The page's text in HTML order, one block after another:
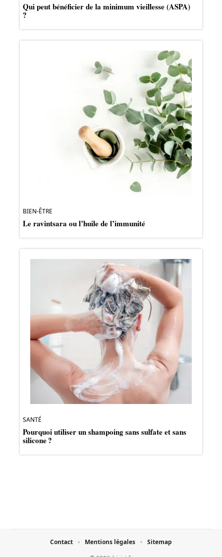
Qui peut bénéficier de la minimum vieillesse (ASPA)
?
BIEN-ÊTRE
Le ravintsara ou l’huile de l’immunité
SANTÉ
Pourquoi utiliser un shampoing sans sulfate et sans
silicone ?
Contact Mentions légales Sitemap